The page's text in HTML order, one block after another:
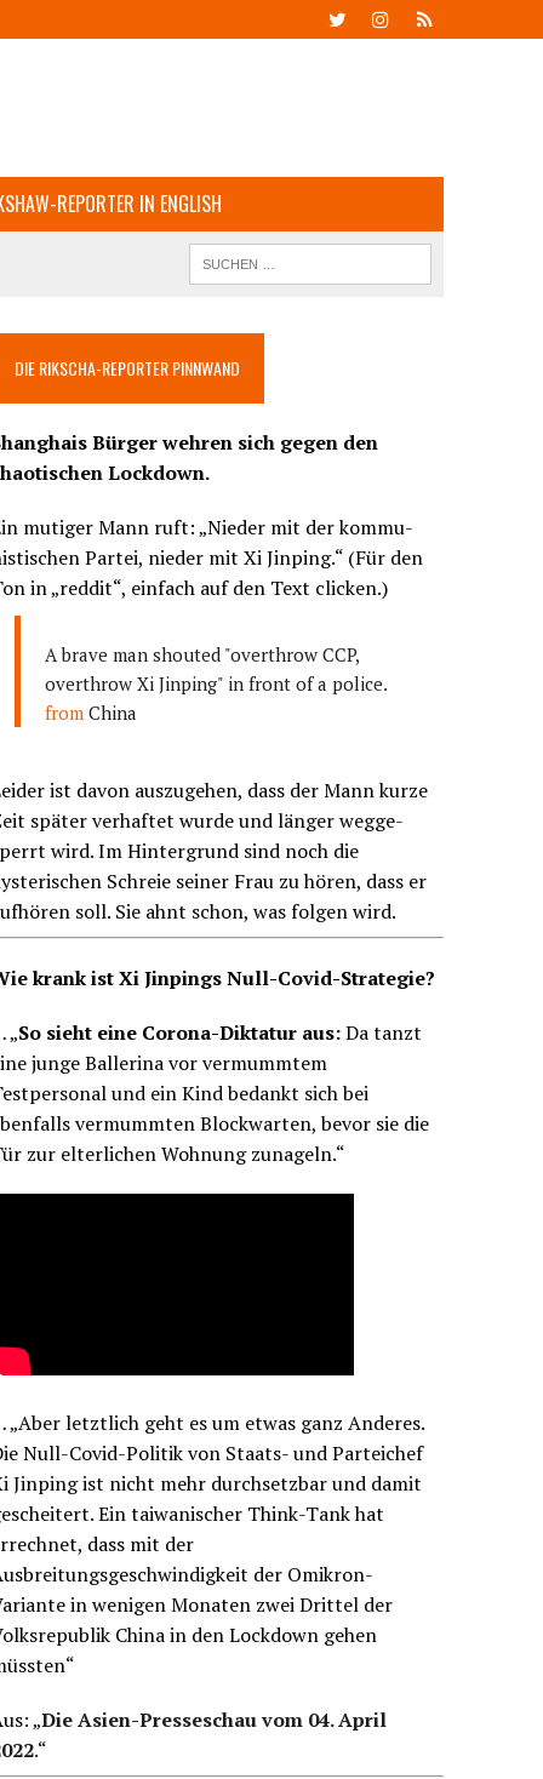
REPORTER IN ENGLISH
DIE RIKSCHA-REPORTER PINNWAND
Bürger wehren sich gegen den
Lockdown.
mutiger Mann ruft: „Nieder mit der kommu-
Partei, nieder mit Xi Jinping.“ (Für den
in „reddit“, einfach auf den Text clicken.)
A brave man shouted "overthrow CCP,
overthrow Xi Jinping" in front of a police.
fromChina
ist davon auszugehen, dass der Mann kurze
später verhaftet wurde und länger wegge-
wird. Im Hintergrund sind noch die
Schreie seiner Frau zu hören, dass er
soll. Sie ahnt schon, was folgen wird.
krank ist Xi Jinpings Null-Covid-Strategie?
„So sieht eine Corona-Diktatur aus:Da tanzt
junge Ballerina vor vermummtem
und ein Kind bedankt sich bei
vermummten Blockwarten, bevor sie die
zur elterlichen Wohnung zunageln.“
„Aber letztlich geht es um etwas ganz Anderes.
Null-Covid-Politik von Staats- und Parteichef
Jinping ist nicht mehr durchsetzbar und damit
Ein taiwanischer Think-Tank hat
dass mit der
der Omikron-
in wenigen Monaten zwei Drittel der
China in den Lockdown gehen
„Die Asien-Presseschau vom 04. April
.“